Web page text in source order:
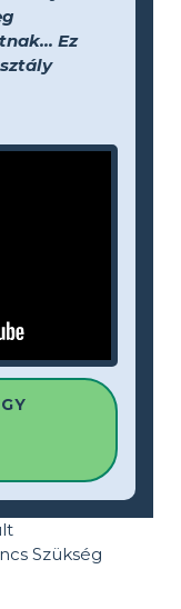
Ez
Szükség